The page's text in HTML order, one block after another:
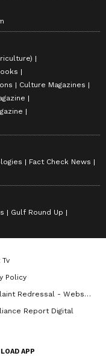
Culture Magazines
Fact Check News
Gulf Round Up
Policy
Redressal - Website
Report Digital
APP